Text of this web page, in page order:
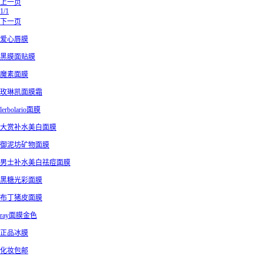
上一页
1/1
下一页
爱心唇膜
黑膜面贴膜
魔素面膜
玫琳凯面膜霜
lerbolario面膜
大赏补水美白面膜
御泥坊矿物面膜
男士补水美白祛痘面膜
黑糖光彩面膜
布丁猪皮面膜
ray面膜金色
正品冰膜
化妆包邮